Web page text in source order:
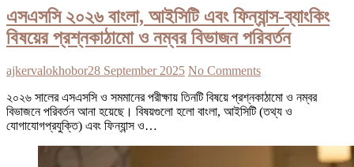
এসএসসি ২০২৬ বাংলা, আইসিটি এবং ফিন্যান্স-ব্যাংকিং
বিষয়ের প্রশ্নকাঠামো ও নম্বর বিভাজন পরিবর্তন
ajkervalokhobor28 September 2025 No Comments
২০২৬ সালের এসএসসি ও সমমানের পরীক্ষায় তিনটি বিষয়ে প্রশ্নকাঠামো ও নম্বর
বিভাজনে পরিবর্তন আনা হয়েছে। বিষয়গুলো হলো বাংলা, আইসিটি (তথ্য ও
যোগাযোগপ্রযুক্তি) এবং ফিন্যান্স ও…